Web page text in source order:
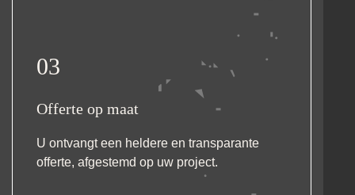
03
Offerte op maat
U ontvangt een heldere en transparante
offerte, afgestemd op uw project.